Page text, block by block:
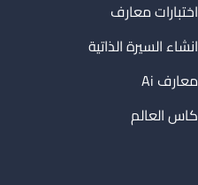
اختبارات معارف
انشاء السيرة الذاتية
معارف Ai
كاس العالم